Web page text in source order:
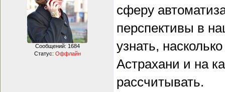
Сообщений: 1684
Статус: Оффлайн
сферу
перспективы в
узнать,
Астрахани и на
рассчитывать.